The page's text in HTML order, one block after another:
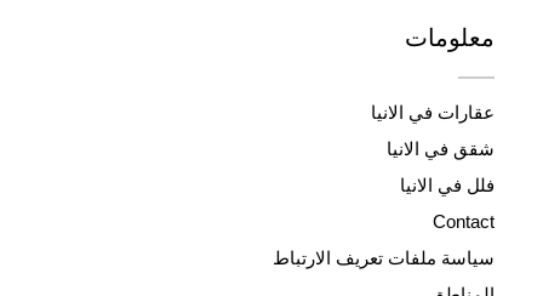
معلومات
عقارات في الانيا
شقق في الانيا
فلل في الانيا
Contact
سياسة ملفات تعريف الارتباط